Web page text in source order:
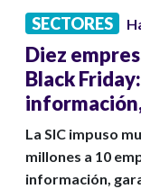
SECTORES
Diez
Black
La SIC impuso
millones a 10
información,